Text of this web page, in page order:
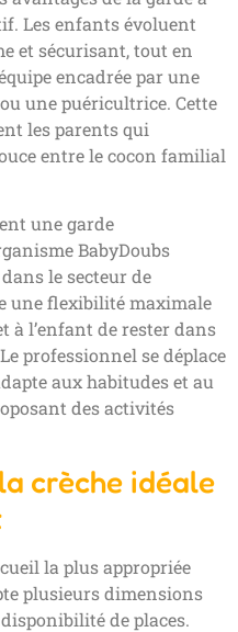
Les enfants évoluent
et sécurisant, tout en
encadrée par une
une puéricultrice. Cette
les parents qui
entre le cocon familial
une garde
BabyDoubs
le secteur de
une flexibilité maximale
à l’enfant de rester dans
professionnel se déplace
aux habitudes et au
des activités
crèche idéale
la plus appropriée
plusieurs dimensions
de places.